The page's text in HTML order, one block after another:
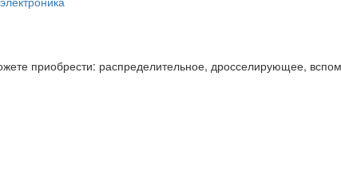
приобрести: распределительное, дросселирующее,